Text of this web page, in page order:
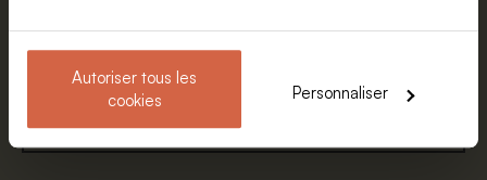
Autoriser tous les
cookies
Personnaliser
E-mail
S'abonner